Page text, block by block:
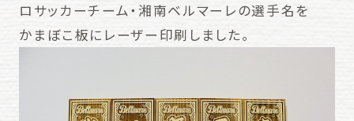
ロサッカーチーム・湘南ベルマーレの選手名を
かまぼこ板にレーザー印刷しました。